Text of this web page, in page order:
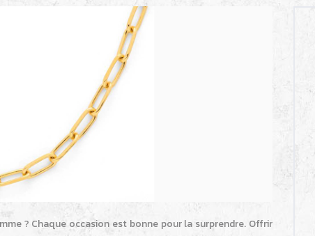
? Chaque occasion est bonne pour la surprendre. Offrir